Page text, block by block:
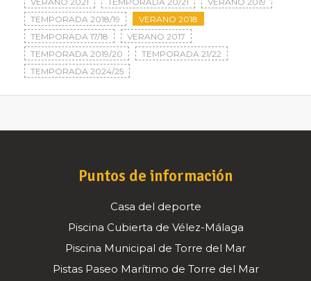
TEMPORADA 2018/19
VERANO 2018
TEMPORADA 17/18
VERANO 2017
TEMPORADA 2019/20
TEMPORADA 21/22
TEMPORADA 2024/25
Puntos de información
Casa del deporte
Piscina Cubierta de Vélez-Málaga
Piscina Municipal de Torre del Mar
Pistas Paseo Marítimo de Torre del Mar